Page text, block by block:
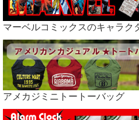
マーベルコミックスのキャラク
アメカジミニトートーバッグ